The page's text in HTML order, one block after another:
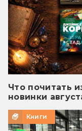
Что почитать
новинки
Книги